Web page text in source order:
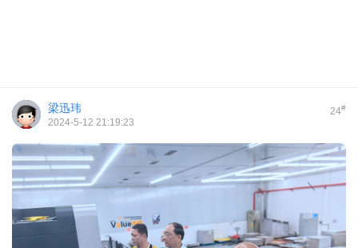
24#
梁迅玮
2024-5-12 21:19:23